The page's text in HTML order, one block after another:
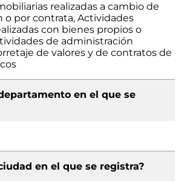
realizadas a cambio de
o por contrata, Actividades
con bienes propios o
de administración
de valores y de contratos de
en el que se
en el que se registra?